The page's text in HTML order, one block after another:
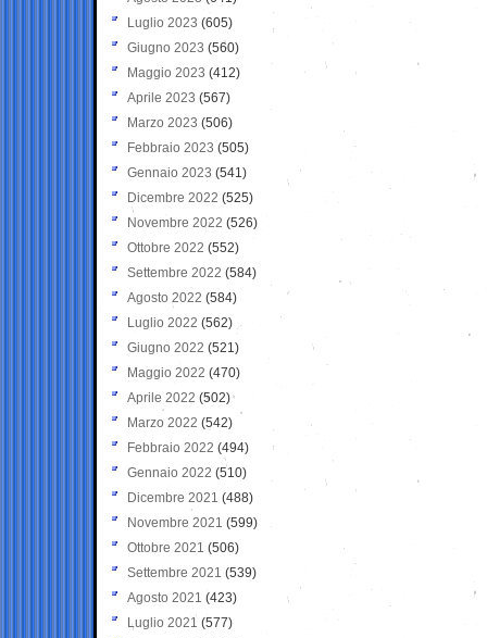
Luglio 2023 (605)
Giugno 2023 (560)
Maggio 2023 (412)
Aprile 2023 (567)
Marzo 2023 (506)
Febbraio 2023 (505)
Gennaio 2023 (541)
Dicembre 2022 (525)
Novembre 2022 (526)
Ottobre 2022 (552)
Settembre 2022 (584)
Agosto 2022 (584)
Luglio 2022 (562)
Giugno 2022 (521)
Maggio 2022 (470)
Aprile 2022 (502)
Marzo 2022 (542)
Febbraio 2022 (494)
Gennaio 2022 (510)
Dicembre 2021 (488)
Novembre 2021 (599)
Ottobre 2021 (506)
Settembre 2021 (539)
Agosto 2021 (423)
Luglio 2021 (577)